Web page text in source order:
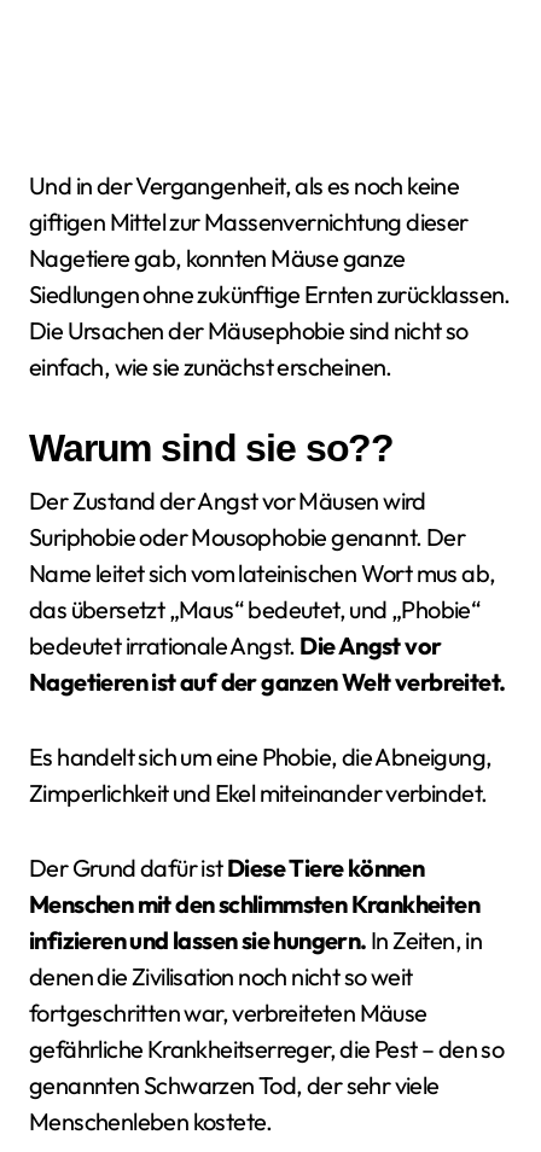
Und in der Vergangenheit, als es noch keine
giftigen Mittel zur Massenvernichtung dieser
Nagetiere gab, konnten Mäuse ganze
Siedlungen ohne zukünftige Ernten zurücklassen.
Die Ursachen der Mäusephobie sind nicht so
einfach, wie sie zunächst erscheinen.
Warum sind sie so??
Der Zustand der Angst vor Mäusen wird
Suriphobie oder Mousophobie genannt. Der
Name leitet sich vom lateinischen Wort mus ab,
das übersetzt „Maus“ bedeutet, und „Phobie“
bedeutet irrationale Angst. Die Angst vor
Nagetieren ist auf der ganzen Welt verbreitet.
Es handelt sich um eine Phobie, die Abneigung,
Zimperlichkeit und Ekel miteinander verbindet.
Der Grund dafür istDiese Tiere können
Menschen mit den schlimmsten Krankheiten
infizieren und lassen sie hungern. In Zeiten, in
denen die Zivilisation noch nicht so weit
fortgeschritten war, verbreiteten Mäuse
gefährliche Krankheitserreger, die Pest – den so
genannten Schwarzen Tod, der sehr viele
Menschenleben kostete.